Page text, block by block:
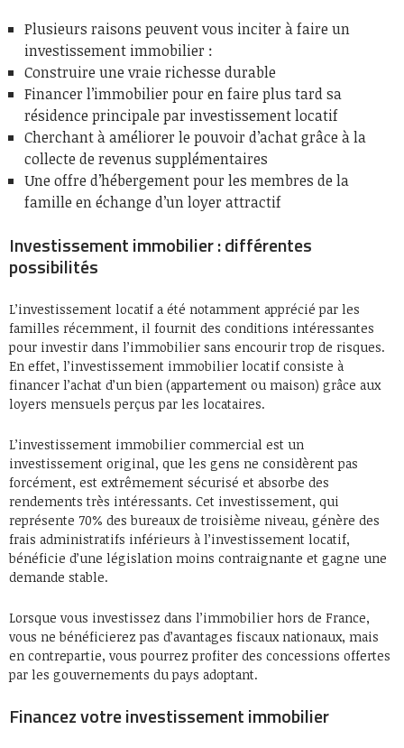
Plusieurs raisons peuvent vous inciter à faire un
investissement immobilier :
Construire une vraie richesse durable
Financer l’immobilier pour en faire plus tard sa
résidence principale par investissement locatif
Cherchant à améliorer le pouvoir d’achat grâce à la
collecte de revenus supplémentaires
Une offre d’hébergement pour les membres de la
famille en échange d’un loyer attractif
Investissement immobilier : différentes
possibilités
L’investissement locatif a été notamment apprécié par les
familles récemment, il fournit des conditions intéressantes
pour investir dans l’immobilier sans encourir trop de risques.
En effet, l’investissement immobilier locatif consiste à
financer l’achat d’un bien (appartement ou maison) grâce aux
loyers mensuels perçus par les locataires.
L’investissement immobilier commercial est un
investissement original, que les gens ne considèrent pas
forcément, est extrêmement sécurisé et absorbe des
rendements très intéressants. Cet investissement, qui
représente 70% des bureaux de troisième niveau, génère des
frais administratifs inférieurs à l’investissement locatif,
bénéficie d’une législation moins contraignante et gagne une
demande stable.
Lorsque vous investissez dans l’immobilier hors de France,
vous ne bénéficierez pas d’avantages fiscaux nationaux, mais
en contrepartie, vous pourrez profiter des concessions offertes
par les gouvernements du pays adoptant.
Financez votre investissement immobilier